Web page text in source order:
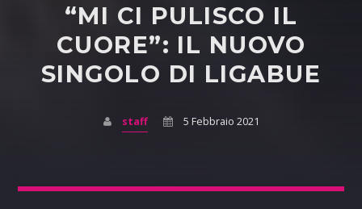
“MI CI PULISCO IL
CUORE”: IL NUOVO
SINGOLO DI LIGABUE
staff 5 Febbraio 2021